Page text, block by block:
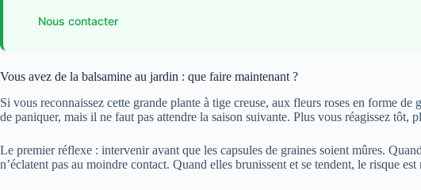
Nous contacter
Vous avez de la balsamine au jardin : que faire maintenant ?
Si vous reconnaissez cette grande plante à tige creuse, aux fleurs roses en forme de
de paniquer, mais il ne faut pas attendre la saison suivante. Plus vous réagissez tôt,
Le premier réflexe : intervenir avant que les capsules de graines soient mûres.
n’éclatent pas au moindre contact. Quand elles brunissent et se tendent, le risque est